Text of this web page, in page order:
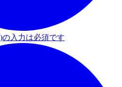
の入力は必須です